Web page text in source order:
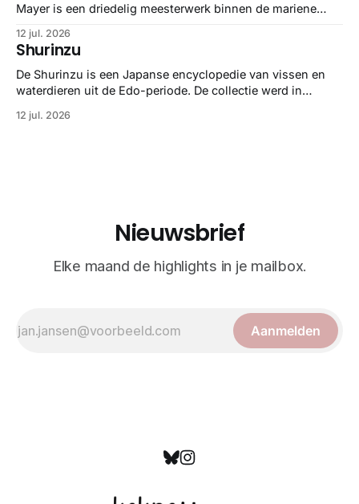
Mayer is een driedelig meesterwerk binnen de mariene
gedetailleerd overzicht van kwallensoorten en hun
taxonomie. Het boek staat bekend om de combinatie van
strikte wetenschap met prachtige, handgetekende
illustraties en kleurendrukplaten van Mayer zelf.
12 jul. 2026
Shurinzu
De Shurinzu is een Japanse encyclopedie van vissen en
waterdieren uit de Edo-periode. De collectie werd in
bekend om verfijnde technieken en bijna driedimensionale
12 jul. 2026
Nieuwsbrief
Elke maand de highlights in je mailbox.
Aanmelden